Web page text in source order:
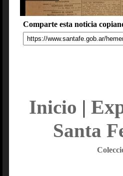
Comparte esta noticia
Inicio |
Santa